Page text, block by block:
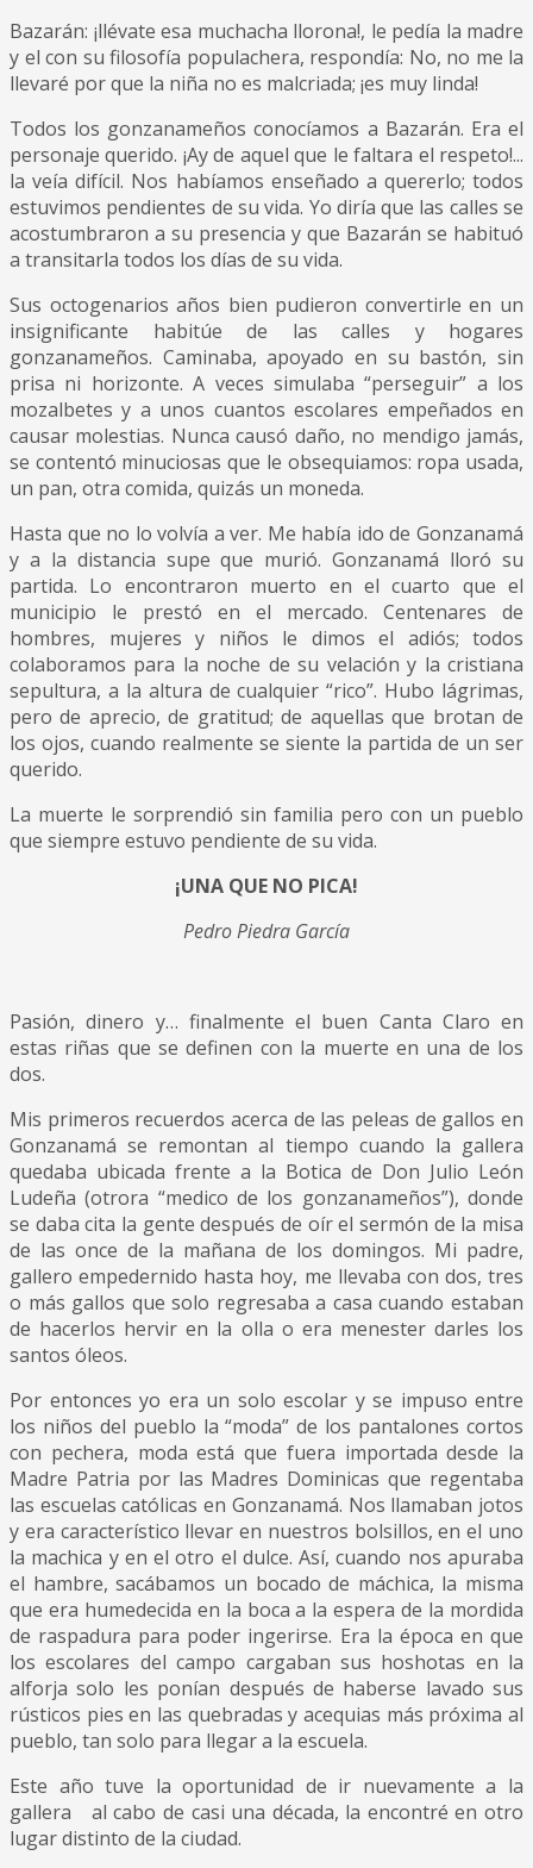
Bazarán: ¡llévate esa muchacha llorona!, le pedía la madre
y el con su filosofía populachera, respondía: No, no me la
llevaré por que la niña no es malcriada; ¡es muy linda!
Todos los gonzanameños conocíamos a Bazarán. Era el
personaje querido. ¡Ay de aquel que le faltara el respeto!...
la veía difícil. Nos habíamos enseñado a quererlo; todos
estuvimos pendientes de su vida. Yo diría que las calles se
acostumbraron a su presencia y que Bazarán se habituó
a transitarla todos los días de su vida.
Sus octogenarios años bien pudieron convertirle en un
insignificante habitúe de las calles y hogares
gonzanameños. Caminaba, apoyado en su bastón, sin
prisa ni horizonte. A veces simulaba “perseguir” a los
mozalbetes y a unos cuantos escolares empeñados en
causar molestias. Nunca causó daño, no mendigo jamás,
se contentó minuciosas que le obsequiamos: ropa usada,
un pan, otra comida, quizás un moneda.
Hasta que no lo volvía a ver. Me había ido de Gonzanamá
y a la distancia supe que murió. Gonzanamá lloró su
partida. Lo encontraron muerto en el cuarto que el
municipio le prestó en el mercado. Centenares de
hombres, mujeres y niños le dimos el adiós; todos
colaboramos para la noche de su velación y la cristiana
sepultura, a la altura de cualquier “rico”. Hubo lágrimas,
pero de aprecio, de gratitud; de aquellas que brotan de
los ojos, cuando realmente se siente la partida de un ser
querido.
La muerte le sorprendió sin familia pero con un pueblo
que siempre estuvo pendiente de su vida.
¡UNA QUE NO PICA!
Pedro Piedra García
Pasión, dinero y… finalmente el buen Canta Claro en
estas riñas que se definen con la muerte en una de los
dos.
Mis primeros recuerdos acerca de las peleas de gallos en
Gonzanamá se remontan al tiempo cuando la gallera
quedaba ubicada frente a la Botica de Don Julio León
Ludeña (otrora “medico de los gonzanameños”), donde
se daba cita la gente después de oír el sermón de la misa
de las once de la mañana de los domingos. Mi padre,
gallero empedernido hasta hoy, me llevaba con dos, tres
o más gallos que solo regresaba a casa cuando estaban
de hacerlos hervir en la olla o era menester darles los
santos óleos.
Por entonces yo era un solo escolar y se impuso entre
los niños del pueblo la “moda” de los pantalones cortos
con pechera, moda está que fuera importada desde la
Madre Patria por las Madres Dominicas que regentaba
las escuelas católicas en Gonzanamá. Nos llamaban jotos
y era característico llevar en nuestros bolsillos, en el uno
la machica y en el otro el dulce. Así, cuando nos apuraba
el hambre, sacábamos un bocado de máchica, la misma
que era humedecida en la boca a la espera de la mordida
de raspadura para poder ingerirse. Era la época en que
los escolares del campo cargaban sus hoshotas en la
alforja solo les ponían después de haberse lavado sus
rústicos pies en las quebradas y acequias más próxima al
pueblo, tan solo para llegar a la escuela.
Este año tuve la oportunidad de ir nuevamente a la
gallera al cabo de casi una década, la encontré en otro
lugar distinto de la ciudad.